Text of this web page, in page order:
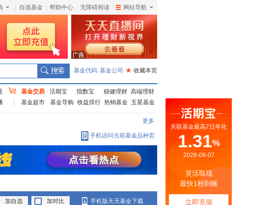
自选基金 帮助中心 无障碍阅读 网站导航
基金代码 基金公司 ★ 收藏本页
基金交易 活期宝 指数宝 稳健理财 高端理财
基金超市
基金导购 收益排行 热销基金 五星基金
更多
手机访问当前基金品种页
加自选 加对比 手机版天天基金下载